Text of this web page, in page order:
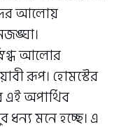
আলোয়
আলোর
রূপ। হোমস্টের
অপার্থিব
ধন্য মনে হচ্ছে। এ